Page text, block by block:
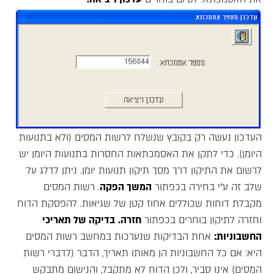
העדכון נעשה רק בקובץ שנשלח לרשות המסים (ולא בתנועות
היומן). כדי לתקן את האסמכתאות החסרות בתנועות היומן יש
לרשום את התיקון דרך מסך תיקון תנועות יומן. ניתן לדלג על
שלב זה ע"י בחירה בכפתור המשך הפקה. רשות המסים
מקבלת דוחות שכוללים אחוז קטן של שגיאות. להפסקת הדוח
וחזרה לתיקון בוחרים בכפתור חזרה. בדיקה של תאריכי
החשבוניות: אחת הבדיקות שנערכות במחשב רשות המסים
היא: אם כל החשבוניות הן מאותו תאריך, הדבר (לדברי רשות
המסים) אינו סביר, ולכן הדוח לא מתקבל, והנישום מתבקש